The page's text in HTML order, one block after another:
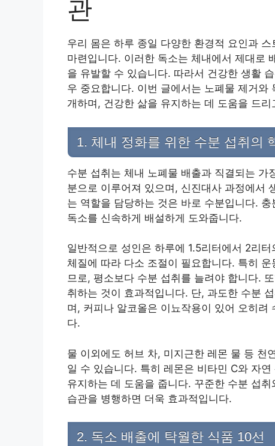
관
우리 몸은 하루 종일 다양한 환경적 요인과
마련입니다. 이러한 독소는 체내에서 제대로
을 유발할 수 있습니다. 따라서 건강한 생활
우 중요합니다. 이번 글에서는 노폐물 제거
개하며, 건강한 삶을 유지하는 데 도움을 드리
1. 체내 정화를 위한 수분 섭취의
수분 섭취는 체내 노폐물 배출과 직결되는
분으로 이루어져 있으며, 신진대사 과정에서
는 역할을 담당하는 것은 바로 수분입니다.
독소를 신속하게 배설하게 도와줍니다.
일반적으로 성인은 하루에 1.5리터에서 2리
체질에 따라 다소 조절이 필요합니다. 특히
므로, 평소보다 수분 섭취를 늘려야 합니다.
취하는 것이 효과적입니다. 단, 과도한 수분
며, 커피나 알코올은 이뇨작용이 있어 오히려
다.
물 이외에도 허브 차, 미지근한 레몬 물 등 천
일 수 있습니다. 특히 레몬은 비타민 C와 자
유지하는 데 도움을 줍니다. 꾸준한 수분 섭
습관을 병행하면 더욱 효과적입니다.
2. 독소 배출에 탁월한 식품 10선